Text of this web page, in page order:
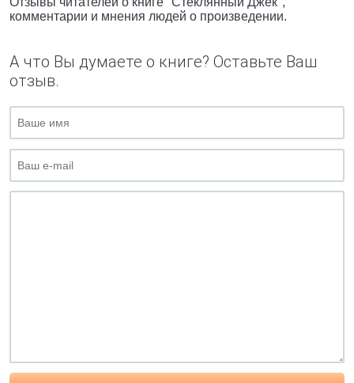
комментарии и мнения людей о произведении.
А что Вы думаете о книге? Оставьте Ваш
отзыв.